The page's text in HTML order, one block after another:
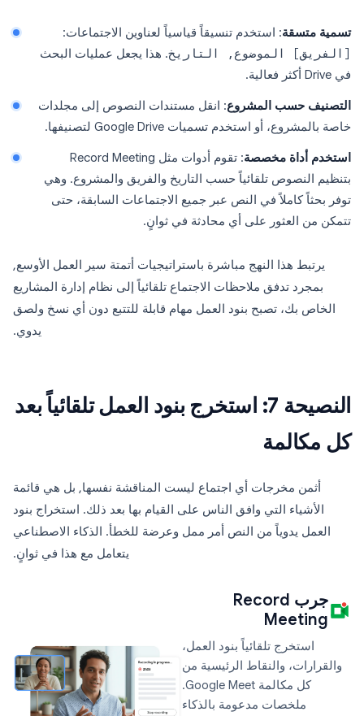
تسمية متسقة: استخدم تنسيقاً قياسياً لعناوين الاجتماعات:
[الفريق] الموضوع, التاريخ. هذا يجعل عمليات البحث
في Drive أكثر فعالية.
التصنيف حسب المشروع: انقل مستندات النصوص إلى مجلدات
خاصة بالمشروع، أو استخدم تسميات Google Drive لتصنيفها.
استخدم أداة مخصصة
: تقوم أدوات مثل Record Meeting
بتنظيم النصوص تلقائياً حسب التاريخ والفريق والمشروع. وهي
توفر بحثاً كاملاً في النص عبر جميع الاجتماعات السابقة، حتى
تتمكن من العثور على أي محادثة في ثوانٍ.
يرتبط هذا النهج مباشرة باستراتيجيات أتمتة سير العمل الأوسع,
بمجرد تدفق ملاحظات الاجتماع تلقائياً إلى نظام إدارة المشاريع
الخاص بك، تصبح بنود العمل مهام قابلة للتتبع دون أي نسخ ولصق
يدوي.
النصيحة 7: استخرج بنود العمل تلقائياً بعد
كل مكالمة
أثمن مخرجات أي اجتماع ليست المناقشة نفسها, بل هي قائمة
الأشياء التي وافق الناس على القيام بها بعد ذلك. استخراج بنود
العمل يدوياً من النص أمر ممل وعرضة للخطأ. الذكاء الاصطناعي
يتعامل مع هذا في ثوانٍ.
جرب Record
Meeting
استخرج تلقائياً بنود العمل،
والقرارات، والنقاط الرئيسية من
كل مكالمة Google Meet.
ملخصات مدعومة بالذكاء